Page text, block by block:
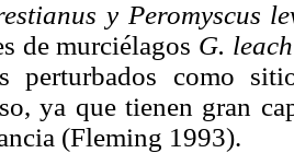
y Peromyscus
de murciélagos G.
perturbados como
ya que tienen gran
(Fleming 1993).